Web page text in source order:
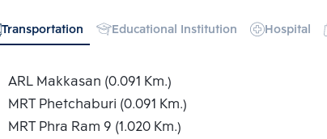
Transportation Educational Institution Hospital
ARL Makkasan (0.091 Km.)
MRT Phetchaburi (0.091 Km.)
MRT Phra Ram 9 (1.020 Km.)